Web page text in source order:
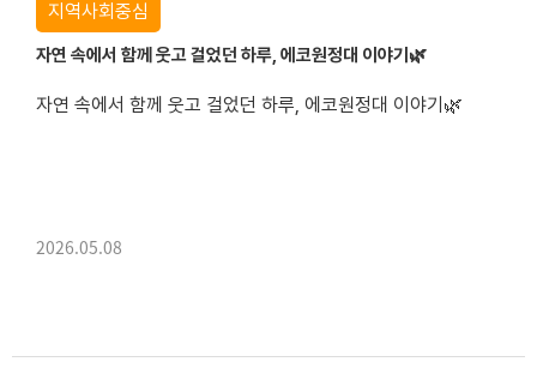
지역사회중심
자연 속에서 함께 웃고 걸었던 하루, 에코원정대 이야기🌿
자연 속에서 함께 웃고 걸었던 하루, 에코원정대 이야기🌿
2026.05.08